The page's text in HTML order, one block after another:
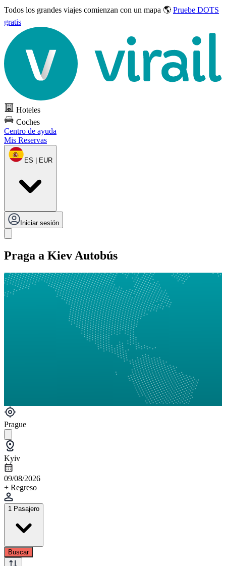
Todos los grandes viajes comienzan con un mapa 🌎 Pruebe DOTS
gratis
Hoteles
Coches
Centro de ayuda
Mis Reservas
ES | EUR
Iniciar sesión
Praga a Kiev Autobús
Prague
Kyiv
09/08/2026
+ Regreso
1 Pasajero
Buscar